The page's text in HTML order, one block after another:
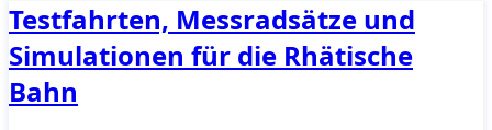
Testfahrten, Messradsätze und
Simulationen für die Rhätische
Bahn